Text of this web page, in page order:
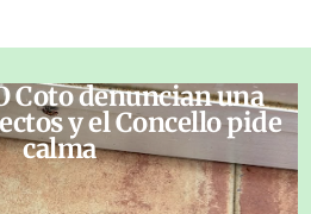
Coto denuncian una
y el Concello pide
calma